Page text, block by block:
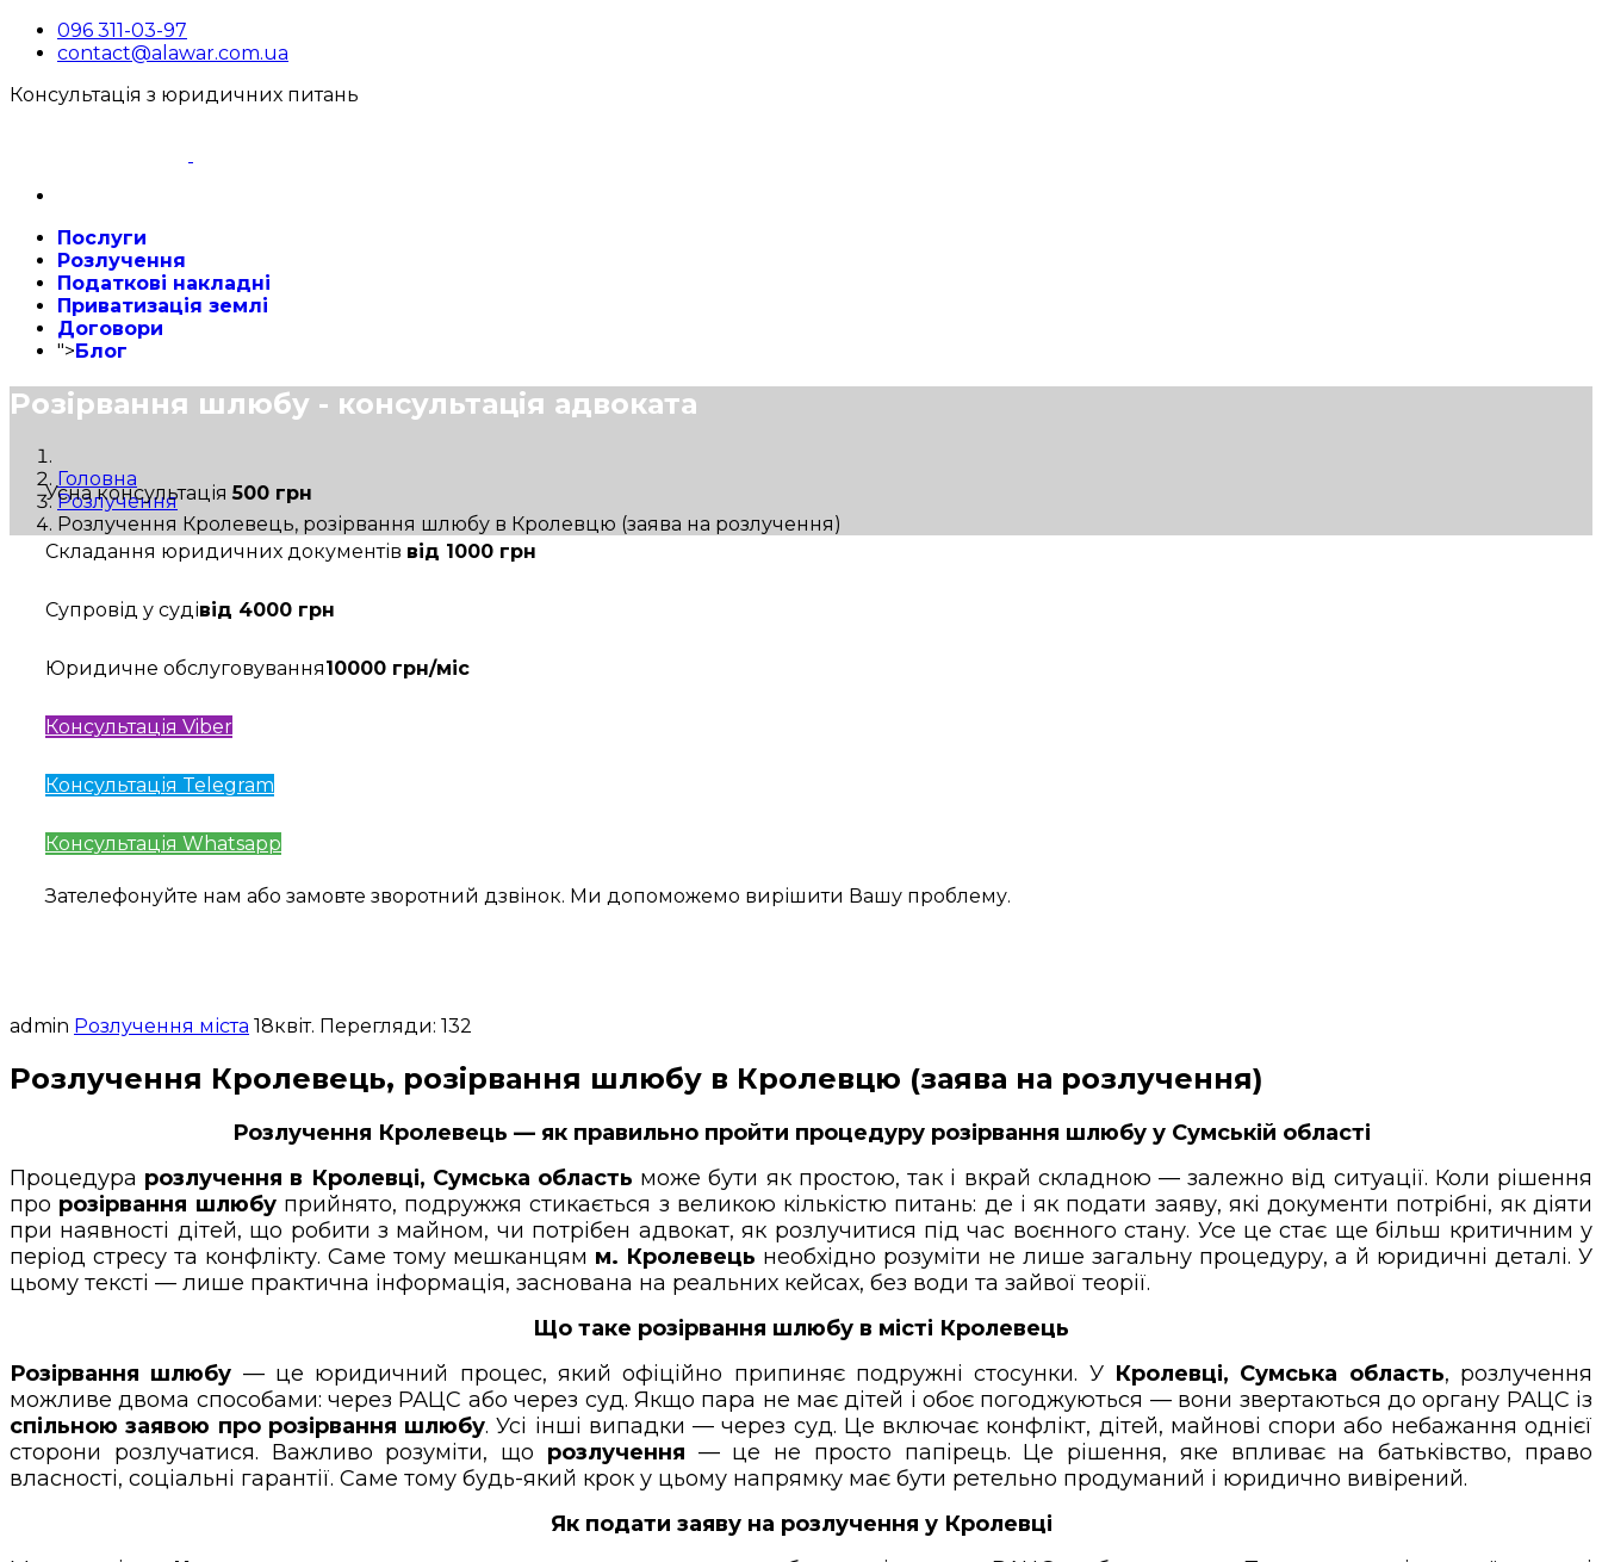
096 311-03-97
contact@alawar.com.ua
Консультація з юридичних питань
Послуги
Розлучення
Податкові накладні
Приватизація землі
Договори
">Блог
Розірвання шлюбу - консультація адвоката
Головна
Розлучення
Розлучення Кролевець, розірвання шлюбу в Кролевцю (заява на розлучення)
Усна консультація500 грн
Складання юридичних документів від 1000 грн
Супровід у судівід 4000 грн
Юридичне обслуговування10000 грн/міс
Консультація Viber
Консультація Telegram
Консультація Whatsapp
Зателефонуйте нам або замовте зворотний дзвінок. Ми допоможемо вирішити Вашу проблему.
admin Розлучення міста 18квіт. Перегляди: 132
Розлучення Кролевець, розірвання шлюбу в Кролевцю (заява на розлучення)
Розлучення Кролевець — як правильно пройти процедуру розірвання шлюбу у Сумській області
Процедура розлучення в Кролевці, Сумська область може бути як простою, так і вкрай складною — залежно від ситуації. Коли рішення
про розірвання шлюбуприйнято, подружжя стикається з великою кількістю питань: де і як подати заяву, які документи потрібні, як діяти
при наявності дітей, що робити з майном, чи потрібен адвокат, як розлучитися під час воєнного стану. Усе це стає ще більш критичним у
період стресу та конфлікту. Саме тому мешканцям м. Кролевець необхідно розуміти не лише загальну процедуру, а й юридичні деталі. У
цьому тексті — лише практична інформація, заснована на реальних кейсах, без води та зайвої теорії.
Що таке розірвання шлюбу в місті Кролевець
Розірвання шлюбу — це юридичний процес, який офіційно припиняє подружні стосунки. У Кролевці, Сумська область, розлучення
можливе двома способами: через РАЦС або через суд. Якщо пара не має дітей і обоє погоджуються — вони звертаються до органу РАЦС із
спільною заявою про розірвання шлюбу. Усі інші випадки — через суд. Це включає конфлікт, дітей, майнові спори або небажання однієї
сторони розлучатися. Важливо розуміти, що розлучення — це не просто папірець. Це рішення, яке впливає на батьківство, право
власності, соціальні гарантії. Саме тому будь-який крок у цьому напрямку має бути ретельно продуманий і юридично вивірений.
Як подати заяву на розлучення у Кролевці